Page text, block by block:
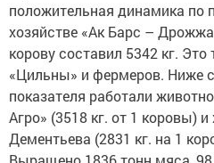
положительная динамика по
хозяйстве «Ак Барс –
корову составил 5342 кг. Это
«Цильны» и фермеров. Ниже
показателя работали
Агро» (3518 кг. от 1 коровы)
Дементьева (2831 кг. на 1